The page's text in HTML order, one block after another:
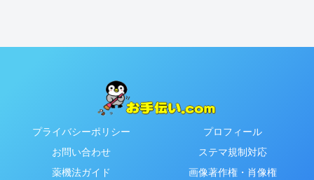
プライバシーポリシー
プロフィール
お問い合わせ
ステマ規制対応
薬機法ガイド
画像著作権・肖像権